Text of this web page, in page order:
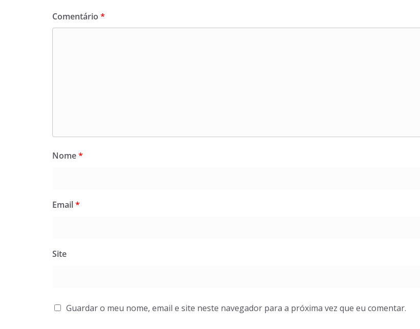
Comentário *
Nome*
Email*
Site
Guardar o meu nome, email e site neste navegador para a próxima vez que eu comentar.